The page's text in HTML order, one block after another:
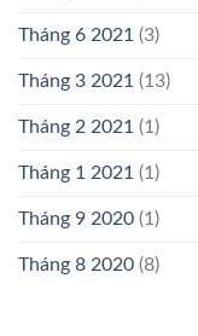
Tháng 6 2021 (3)
Tháng 3 2021 (13)
Tháng 2 2021 (1)
Tháng 1 2021 (1)
Tháng 9 2020 (1)
Tháng 8 2020 (8)